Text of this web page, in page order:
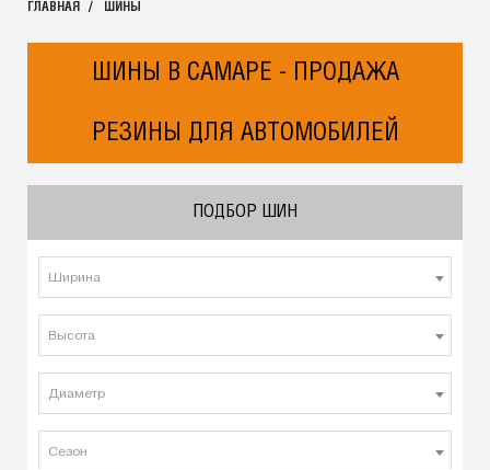
ГЛАВНАЯ ШИНЫ
ШИНЫ В САМАРЕ - ПРОДАЖА
РЕЗИНЫ ДЛЯ АВТОМОБИЛЕЙ
ПОДБОР ШИН
Ширина
Высота
Диаметр
Сезон